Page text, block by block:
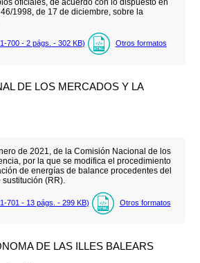
oficiales, de acuerdo con lo dispuesto en
1998, de 17 de diciembre, sobre la
700 - 2 págs. - 302 KB) Otros formatos
DE LOS MERCADOS Y LA
de 2021, de la Comisión Nacional de los
por la que se modifica el procedimiento
de energías de balance procedentes del
(RR).
701 - 13 págs. - 299 KB) Otros formatos
DE LAS ILLES BALEARS